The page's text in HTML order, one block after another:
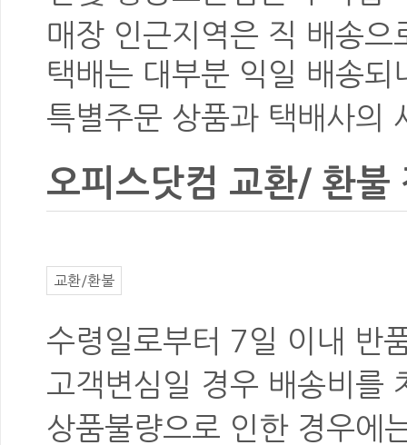
매장 인근지역은 직 배송
택배는 대부분 익일 배송되
특별주문 상품과 택배사의
오피스닷컴 교환/ 환불
교환/환불
수령일로부터 7일 이내 반
고객변심 일 경우 배송비를
상품불량으로 인한 경우에